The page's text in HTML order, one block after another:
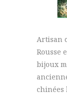
Artisan
Rousse
bijoux
chinées